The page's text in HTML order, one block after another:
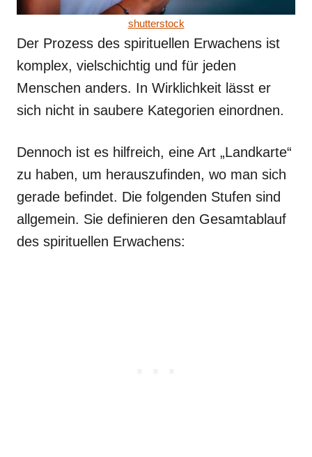
shutterstock
Der Prozess des spirituellen Erwachens ist
komplex, vielschichtig und für jeden
Menschen anders. In Wirklichkeit lässt er
sich nicht in saubere Kategorien einordnen.
Dennoch ist es hilfreich, eine Art „Landkarte“
zu haben, um herauszufinden, wo man sich
gerade befindet. Die folgenden Stufen sind
allgemein. Sie definieren den Gesamtablauf
des spirituellen Erwachens: